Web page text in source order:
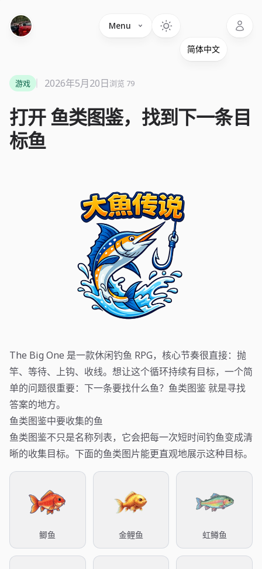
Menu
打开 鱼类图鉴，找到下一条目
标鱼
游戏 2026年5月20日浏览 79
The Big One 是一款休闲钓鱼 RPG，核心节奏很直接：抛
竿、等待、上钩、收线。想让这个循环持续有目标，一个简
单的问题很重要：下一条要找什么鱼？鱼类图鉴 就是寻找
答案的地方。
鱼类图鉴中要收集的鱼
鱼类图鉴不只是名称列表，它会把每一次短时间钓鱼变成清
晰的收集目标。下面的鱼类图片能更直观地展示这种目标。
鲫鱼 金鲤鱼 虹鳟鱼